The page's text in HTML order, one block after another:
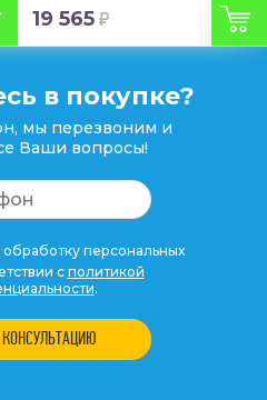
19 565
в покупке?
мы перезвоним и
Ваши вопросы!
персональных
с политикой
.
КОНСУЛЬТАЦИЮ